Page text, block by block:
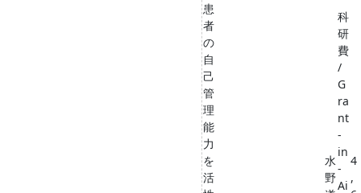
患
者
の
自
己
管
理
能
力
を
活
水
野
科
研
費
/
G
ra
nt
-
in
-
Ai
4
,